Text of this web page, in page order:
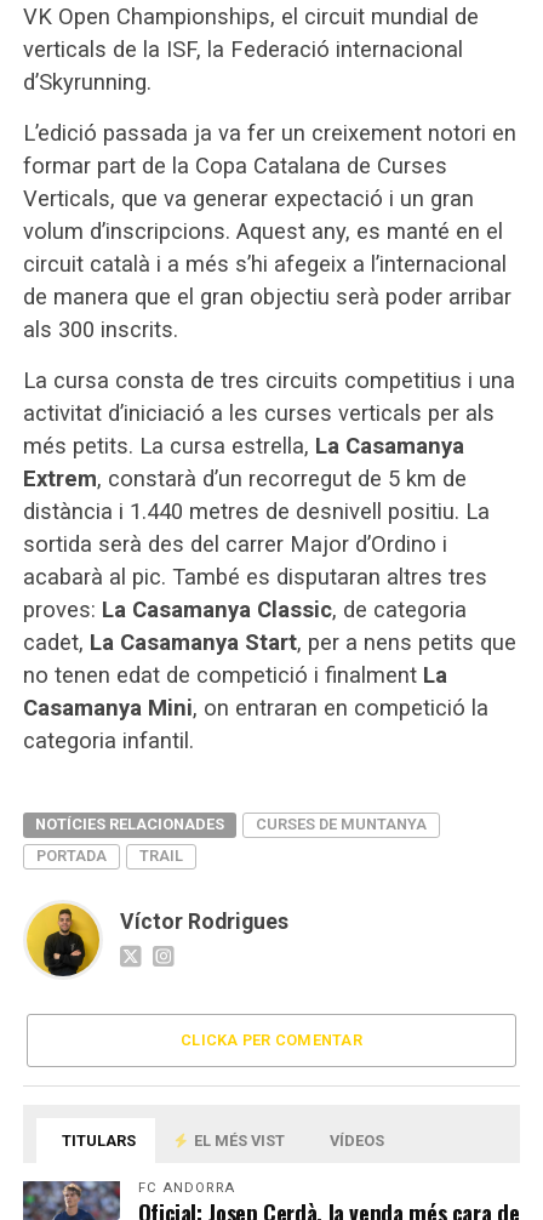
VK Open Championships, el circuit mundial de
verticals de la ISF, la Federació internacional
d’Skyrunning.
L’edició passada ja va fer un creixement notori en
formar part de la Copa Catalana de Curses
Verticals, que va generar expectació i un gran
volum d’inscripcions. Aquest any, es manté en el
circuit català i a més s’hi afegeix a l’internacional
de manera que el gran objectiu serà poder arribar
als 300 inscrits.
La cursa consta de tres circuits competitius i una
activitat d’iniciació a les curses verticals per als
més petits. La cursa estrella, La Casamanya
Extrem, constarà d’un recorregut de 5 km de
distància i 1.440 metres de desnivell positiu. La
sortida serà des del carrer Major d’Ordino i
acabarà al pic. També es disputaran altres tres
proves: La Casamanya Classic, de categoria
cadet, La Casamanya Start, per a nens petits que
no tenen edat de competició i finalment La
Casamanya Mini, on entraran en competició la
categoria infantil.
NOTÍCIES RELACIONADES
CURSES DE MUNTANYA
PORTADA
TRAIL
Víctor Rodrigues
CLICKA PER COMENTAR
TITULARS EL MÉS VIST VÍDEOS
FC ANDORRA
Oficial: Josep Cerdà, la venda més cara de